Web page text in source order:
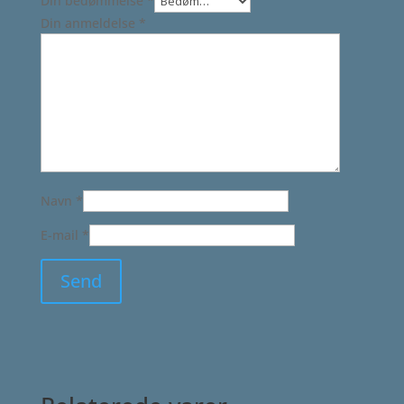
Din anmeldelse *
Navn *
E-mail *